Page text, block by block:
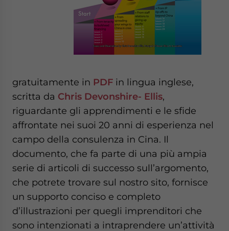
gratuitamente in PDF in lingua inglese,
scritta da Chris Devonshire- Ellis,
riguardante gli apprendimenti e le sfide
affrontate nei suoi 20 anni di esperienza nel
campo della consulenza in Cina. Il
documento, che fa parte di una più ampia
serie di articoli di successo sull’argomento,
che potrete trovare sul nostro sito, fornisce
un supporto conciso e completo
d’illustrazioni per quegli imprenditori che
sono intenzionati a intraprendere un’attività
Yes, I have read the Privacy PolicyStatement for this
for Asia!
- case sensitive